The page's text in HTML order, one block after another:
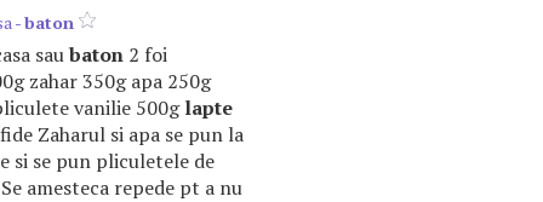
-baton
saubaton 2 foi
zahar 350g apa 250g
vanilie 500glapte
Zaharul si apa se pun la
si se pun pliculetele de
amesteca repede pt a nu